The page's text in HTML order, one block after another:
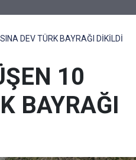
DEV TÜRK BAYRAĞI DİKİLDİ
10
BAYRAĞI